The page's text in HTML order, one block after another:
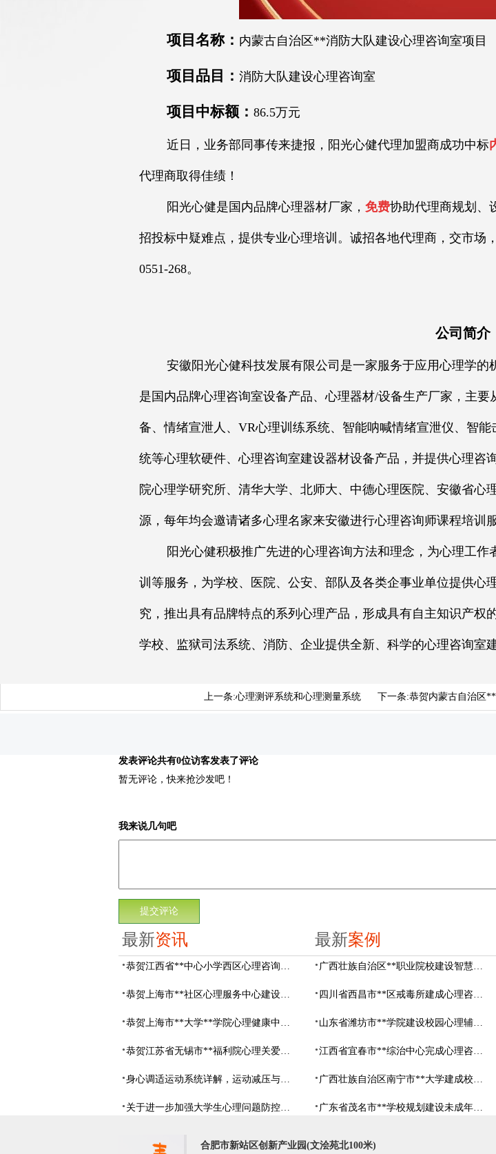
项目名称： 内蒙古自治区**消防大队建设心理咨询室项目
项目品目： 消防大队建设心理咨询室
项目中标额： 86.5万元
近日，业务部同事传来捷报，阳光心健代理加盟商成功中标
代理商取得佳绩！
阳光心健是国内品牌心理器材厂家， 免费协助代理商规划、
招投标中疑难点，提供专业心理培训。诚招各地代理商，交市场
0551-268。
公司简介
安徽阳光心健科技发展有限公司是一家服务于应用心理学的
是国内品牌心理咨询室设备产品、心理器材/设备生产厂家，主
备、情绪宣泄人、VR心理训练系统、智能呐喊情绪宣泄仪、智
统等心理软硬件、心理咨询室建设器材设备产品，并提供心理咨
院心理学研究所、清华大学、北师大、中德心理医院、安徽省
源，每年均会邀请诸多心理名家来安徽进行心理咨询师课程培训服
阳光心健积极推广先进的心理咨询方法和理念，为心理工作
训等服务，为学校、医院、公安、部队及各类企事业单位提供心
究，推出具有品牌特点的系列心理产品，形成具有自主知识产
学校、监狱司法系统、消防、企业提供全新、科学的心理咨询室建
上一条:心理测评系统和心理测量系统 下一条:恭贺内蒙古自治区
发表评论共有0位访客发表了评论
暂无评论，快来抢沙发吧！
我来说几句吧
最新资讯
恭贺江西省**中心小学西区心理咨询教室设备采购项目由阳光心健代理商中标
恭贺上海市**社区心理服务中心建设项目由阳光心健代理商中标
恭贺上海市**大学**学院心理健康中心建设项目由阳光心健代理商中标
恭贺江苏省无锡市**福利院心理关爱中心建设项目由阳光心健代理商中标
身心调适运动系统详解，运动减压与心理调适全指南
关于进一步加强大学生心理问题防控，防控大学生心理危机
最新案例
广西壮族自治区**职业院校建设智慧校园心理咨询室
四川省西昌市**区戒毒所建成心理咨询室
山东省​潍坊市**学院建设校园心理辅导中心
江西省宜春市**综治中心完成心理咨询室建设
广西壮族自治区南宁市**大学建成校园心理咨询室
广东省茂名市**学校规划建设未成年人辅导中心
合肥市新站区创新产业园(文浍苑北100米)